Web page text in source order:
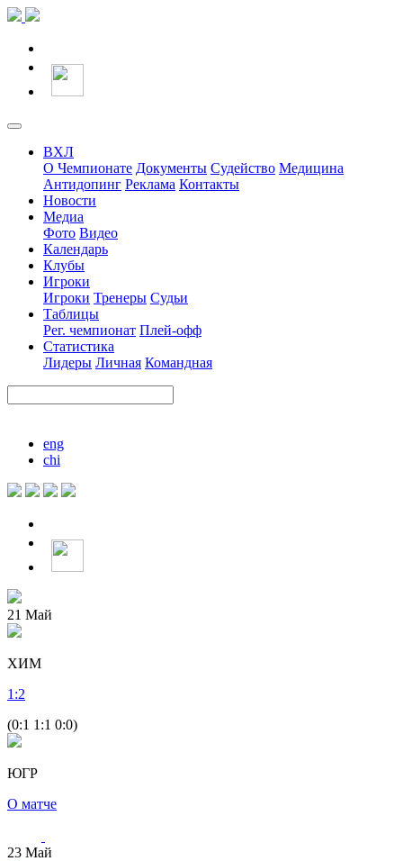
ВХЛ
О Чемпионате Документы Судейство Медицина
Антидопинг Реклама Контакты
Новости
Медиа
Фото Видео
Календарь
Клубы
Игроки
Игроки Тренеры Судьи
Таблицы
Рег. чемпионат Плей-офф
Статистика
Лидеры Личная Командная
eng
chi
21 Май
ХИМ
1 :2
(0:1 1:1 0:0)
ЮГР
О матче
23 Май